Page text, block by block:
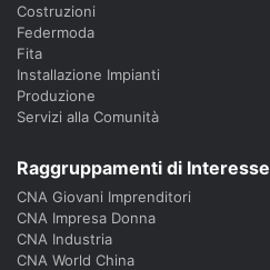
Costruzioni
Federmoda
Fita
Installazione Impianti
Produzione
Servizi alla Comunità
Raggruppamenti di Interesse
CNA Giovani Imprenditori
CNA Impresa Donna
CNA Industria
CNA World China